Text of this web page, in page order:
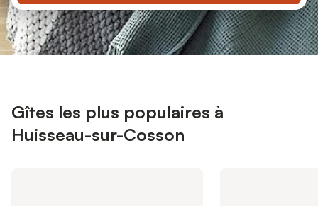
Gîtes les plus populaires à
Huisseau-sur-Cosson